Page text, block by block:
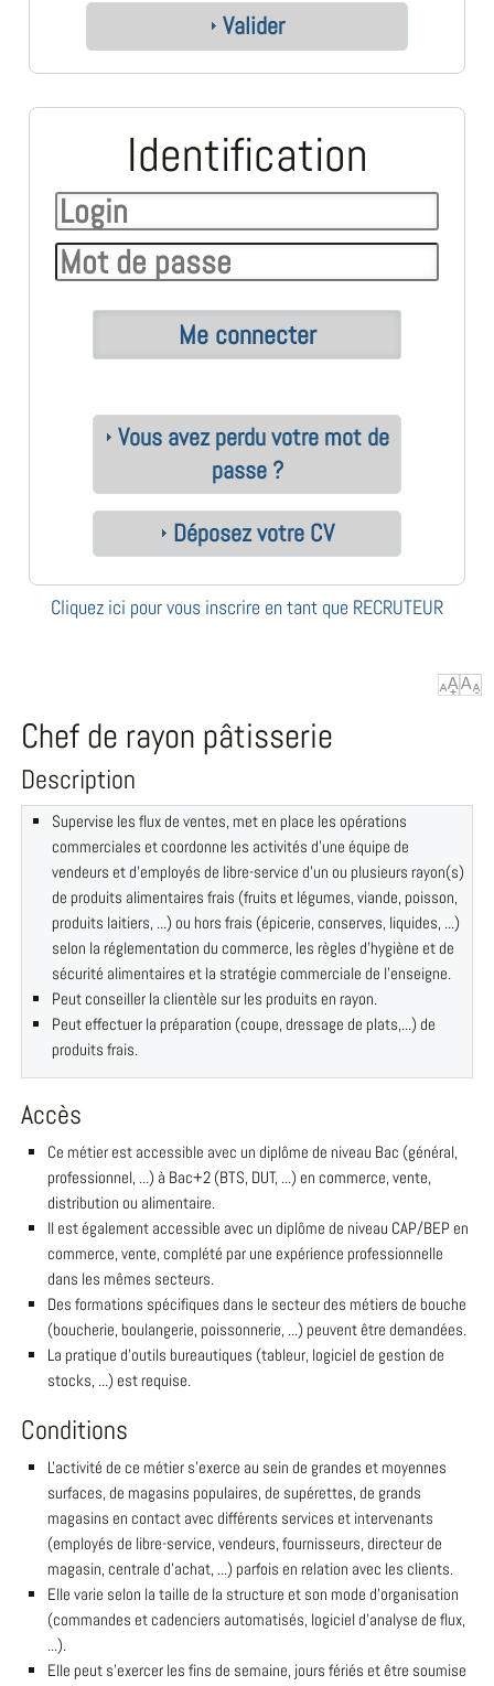
Valider
Identification
Vous avez perdu votre mot de
passe ?
Déposez votre CV
Cliquez ici pour vous inscrire en tant que RECRUTEUR
Chef de rayon pâtisserie
Description
Supervise les flux de ventes, met en place les opérations
commerciales et coordonne les activités d'une équipe de
vendeurs et d'employés de libre-service d'un ou plusieurs rayon(s)
de produits alimentaires frais (fruits et légumes, viande, poisson,
produits laitiers, ...) ou hors frais (épicerie, conserves, liquides, ...)
selon la réglementation du commerce, les règles d'hygiène et de
sécurité alimentaires et la stratégie commerciale de l'enseigne.
Peut conseiller la clientèle sur les produits en rayon.
Peut effectuer la préparation (coupe, dressage de plats,...) de
produits frais.
Accès
Ce métier est accessible avec un diplôme de niveau Bac (général,
professionnel, ...) à Bac+2 (BTS, DUT, ...) en commerce, vente,
distribution ou alimentaire.
Il est également accessible avec un diplôme de niveau CAP/BEP en
commerce, vente, complété par une expérience professionnelle
dans les mêmes secteurs.
Des formations spécifiques dans le secteur des métiers de bouche
(boucherie, boulangerie, poissonnerie, ...) peuvent être demandées.
La pratique d'outils bureautiques (tableur, logiciel de gestion de
stocks, ...) est requise.
Conditions
L'activité de ce métier s'exerce au sein de grandes et moyennes
surfaces, de magasins populaires, de supérettes, de grands
magasins en contact avec différents services et intervenants
(employés de libre-service, vendeurs, fournisseurs, directeur de
magasin, centrale d'achat, ...) parfois en relation avec les clients.
Elle varie selon la taille de la structure et son mode d'organisation
(commandes et cadenciers automatisés, logiciel d'analyse de flux,
...).
Elle peut s'exercer les fins de semaine, jours fériés et être soumise